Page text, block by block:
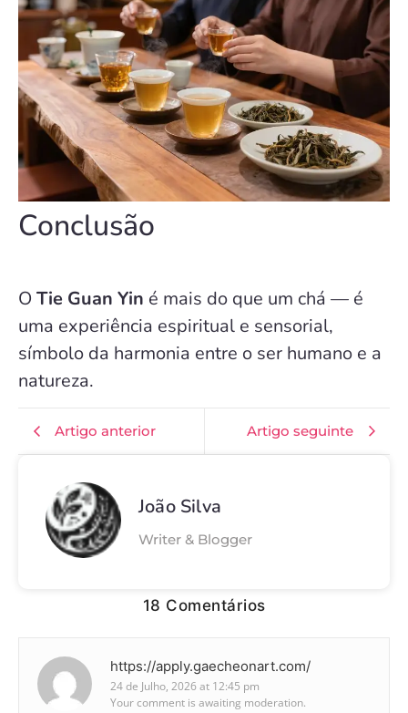
Conclusão
O Tie Guan Yin é mais do que um chá — é
uma experiência espiritual e sensorial,
símbolo da harmonia entre o ser humano e a
natureza.
Artigo anterior Artigo seguinte
João Silva
Writer & Blogger
18 Comentários
https://apply.gaecheonart.com/
24 de Julho, 2026 at 12:45 pm
Your comment is awaiting moderation.